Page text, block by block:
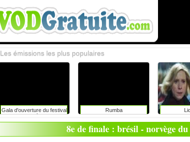
Gala d'ouverture du festival
du rire de liège avec
caroline vigneaux: faut-il
Rumba
Les émissions les plus populaires
8e de finale : brésil - norvège